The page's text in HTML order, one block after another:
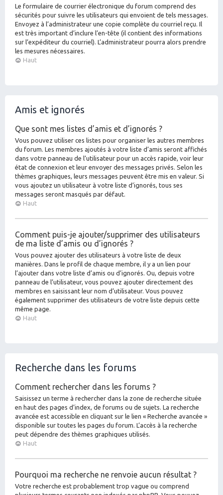
Le formulaire de courrier électronique du forum comprend des
sécurités pour suivre les utilisateurs qui envoient de tels messages.
Envoyez à l’administrateur une copie complète du courriel reçu. Il
est très important d’inclure l’en-tête (il contient des informations
sur l’expéditeur du courriel). L’administrateur pourra alors prendre
les mesures nécessaires.
Haut
Amis et ignorés
Que sont mes listes d’amis et d’ignorés ?
Vous pouvez utiliser ces listes pour organiser les autres membres
du forum. Les membres ajoutés à votre liste d’amis seront affichés
dans votre panneau de l’utilisateur pour un accès rapide, voir leur
état de connexion et leur envoyer des messages privés. Selon les
thèmes graphiques, leurs messages peuvent être mis en valeur. Si
vous ajoutez un utilisateur à votre liste d’ignorés, tous ses
messages seront masqués par défaut.
Haut
Comment puis-je ajouter/supprimer des utilisateurs
de ma liste d’amis ou d’ignorés ?
Vous pouvez ajouter des utilisateurs à votre liste de deux
manières. Dans le profil de chaque membre, il y a un lien pour
l’ajouter dans votre liste d’amis ou d’ignorés. Ou, depuis votre
panneau de l’utilisateur, vous pouvez ajouter directement des
membres en saisissant leur nom d’utilisateur. Vous pouvez
également supprimer des utilisateurs de votre liste depuis cette
même page.
Haut
Recherche dans les forums
Comment rechercher dans les forums ?
Saisissez un terme à rechercher dans la zone de recherche située
en haut des pages d’index, de forums ou de sujets. La recherche
avancée est accessible en cliquant sur le lien « Recherche avancée »
disponible sur toutes les pages du forum. L’accès à la recherche
peut dépendre des thèmes graphiques utilisés.
Haut
Pourquoi ma recherche ne renvoie aucun résultat ?
Votre recherche est probablement trop vague ou comprend